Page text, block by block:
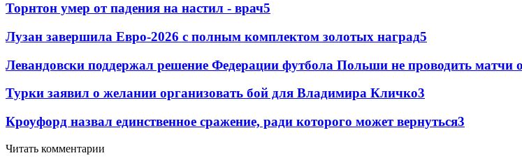
Торнтон умер от падения на настил - врач5
Лузан завершила Евро-2026 с полным комплектом золотых наград5
Левандовски поддержал решение Федерации футбола Польши не проводить матчи
Турки заявил о желании организовать бой для Владимира Кличко3
Кроуфорд назвал единственное сражение, ради которого может вернуться3
Читать комментарии